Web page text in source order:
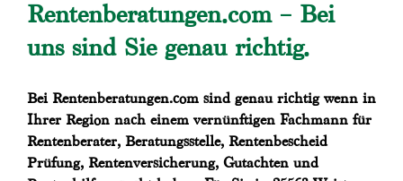
Rentenberatungen.com – Bei
uns sind Sie genau richtig.
Bei Rentenberatungen.com sind genau richtig wenn in
Ihrer Region nach einem vernünftigen Fachmann für
Rentenberater, Beratungsstelle, Rentenbescheid
Prüfung, Rentenversicherung, Gutachten und